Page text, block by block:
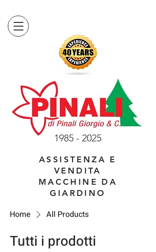
ASSISTENZA E
VENDITA
MACCHINE DA
GIARDINO
1985 - 2025
Home All Products
Tutti i prodotti